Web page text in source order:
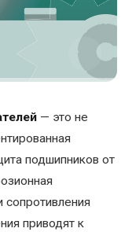
— это не
подшипников от
сопротивления
приводят к